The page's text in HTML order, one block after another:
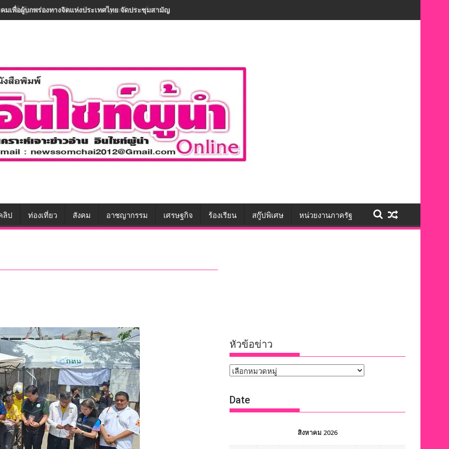
คมเพื่อผู้บกพร่องทางจิตฯ ผนึกภาครัฐ-เครือข่ายทั่วประเทศ ขับเคลื่อนทักษะชีวิต สร้างโอกาสการจ้างงานอย่างเท่าเทียม”
ลิป ท่องเที่ยว สังคม อาชญากรรม เศรษฐกิจ ร้องเรียน สกู๊ปพิเศษ หน่วยงานภาครัฐ
หัวข้อข่าว
หัวข้อ
Date
สิงหาคม 2026